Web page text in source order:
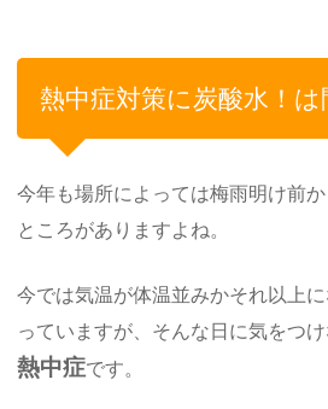
熱中症対策に炭酸水！は
今年も場所によっては梅雨明け前
ところがありますよね。
今では気温が体温並みかそれ以上
っていますが、そんな日に気をつ
熱中症です。